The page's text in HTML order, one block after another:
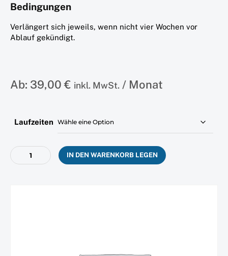
Bedingungen
Verlängert sich jeweils, wenn nicht vier Wochen vor
Ablauf gekündigt.
Ab: 39,00€ inkl. MwSt. / Monat
Laufzeiten
Firmenprofil
PLUS
IN DEN WARENKORB LEGEN